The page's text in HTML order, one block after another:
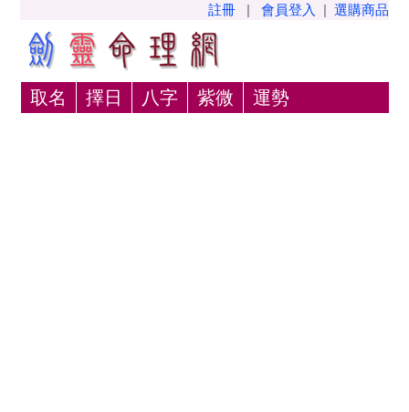
註冊 | 會員登入 | 選購商品
取名 擇日 八字 紫微 運勢